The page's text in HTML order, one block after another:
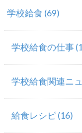
学校給食 (69)
学校給食の仕事
学校給食関連ニ
給食レシピ(16)